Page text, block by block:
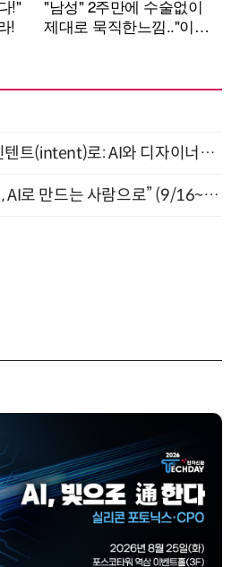
"인터페이스를 넘어 인텐트(intent)로: AI와 디자이너가 함께 만드는 공존의 UX" 강남역 (9/2)
“AI에게 묻는 사람에서, AI로 만드는 사람으로” (9/16~17)